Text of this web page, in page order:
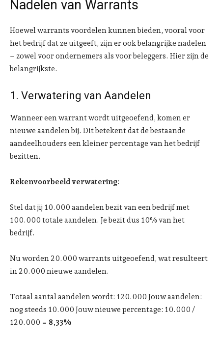
Nadelen van Warrants
Hoewel warrants voordelen kunnen bieden, vooral voor
het bedrijf dat ze uitgeeft, zijn er ook belangrijke nadelen
– zowel voor ondernemers als voor beleggers. Hier zijn de
belangrijkste.
1. Verwatering van Aandelen
Wanneer een warrant wordt uitgeoefend, komen er
nieuwe aandelen bij. Dit betekent dat de bestaande
aandeelhouders een kleiner percentage van het bedrijf
bezitten.
Rekenvoorbeeld verwatering:
Stel dat jij 10.000 aandelen bezit van een bedrijf met
100.000 totale aandelen. Je bezit dus 10% van het
bedrijf.
Nu worden 20.000 warrants uitgeoefend, wat resulteert
in 20.000 nieuwe aandelen.
Totaal aantal aandelen wordt: 120.000 Jouw aandelen:
nog steeds 10.000 Jouw nieuwe percentage: 10.000 /
120.000 = 8,33%